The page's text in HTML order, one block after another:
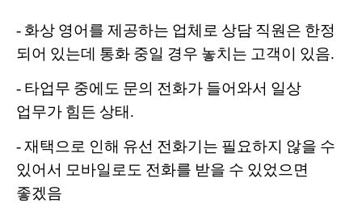
- 화상 영어를 제공하는 업체로 상담 직원은 한정
되어 있는데 통화 중일 경우 놓치는 고객이 있음.
- 타업무 중에도 문의 전화가 들어와서 일상
업무가 힘든 상태.
- 재택으로 인해 유선 전화기는 필요하지 않을 수
있어서 모바일로도 전화를 받을 수 있었으면
좋겠음